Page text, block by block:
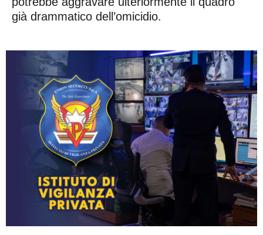
già drammatico dell’omicidio.